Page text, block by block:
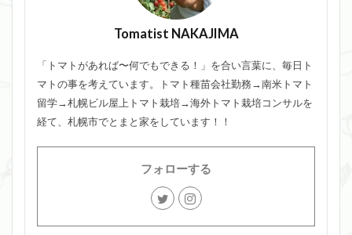
Tomatist NAKAJIMA
「トマトがあれば〜何でもできる！」を合い言葉に、毎日ト
マトの事を考えています。トマト種苗会社勤務→南米トマト
留学→札幌ビル屋上トマト栽培→海外トマト栽培コンサルを
経て、札幌市でとまと家をしています！！
フォローする